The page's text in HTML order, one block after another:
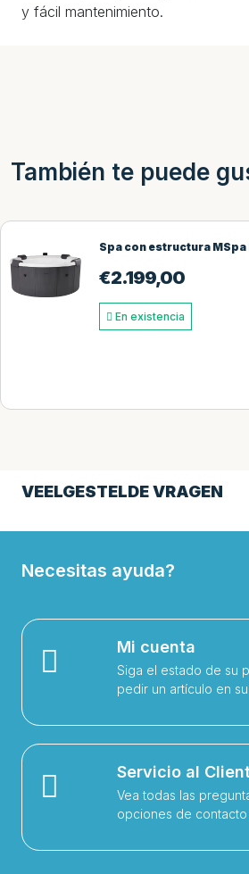
y fácil mantenimiento.
También te puede
MSpa
€
VEELGESTELDE VRAGEN
Necesitas ayuda?
Mi cuenta
Siga el estado de su
pedir un artículo en
Servicio al
Vea todas las
opciones de contacto